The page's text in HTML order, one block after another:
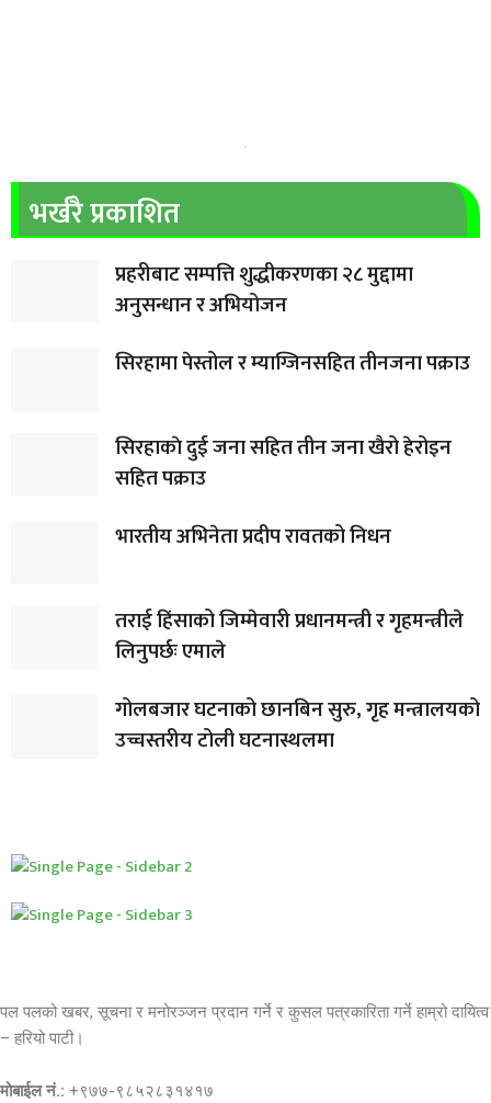
भर्खरै प्रकाशित
प्रहरीबाट सम्पत्ति शुद्धीकरणका २८ मुद्दामा
अनुसन्धान र अभियोजन
सिरहामा पेस्तोल र म्याग्जिनसहित तीनजना पक्राउ
सिरहाकाे दुई जना सहित तीन जना खैरो हेरोइन
सहित पक्राउ
भारतीय अभिनेता प्रदीप रावतको निधन
तराई हिंसाको जिम्मेवारी प्रधानमन्त्री र गृहमन्त्रीले
लिनुपर्छः एमाले
गोलबजार घटनाको छानबिन सुरु, गृह मन्त्रालयको
उच्चस्तरीय टोली घटनास्थलमा
पल पलको खबर, सूचना र मनोरञ्जन प्रदान गर्ने र कुसल पत्रकारिता गर्ने हाम्रो दायित्व
– हरियो पाटी।
मोबाईल नं.: +९७७-९८५२८३१४१७